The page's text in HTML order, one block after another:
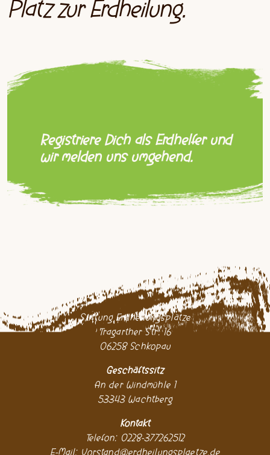
Platz zur Erdheilung.
Registriere Dich als Erdhelfer und
wir melden uns umgehend.
Stiftung Erdheilungsplätze
Tragarther Str. 16
06258 Schkopau
Geschäftssitz
An der Windmühle 1
53343 Wachtberg
Kontakt
Telefon: 0228-377262512
E-Mail: Vorstand@erdheilungsplaetze.de